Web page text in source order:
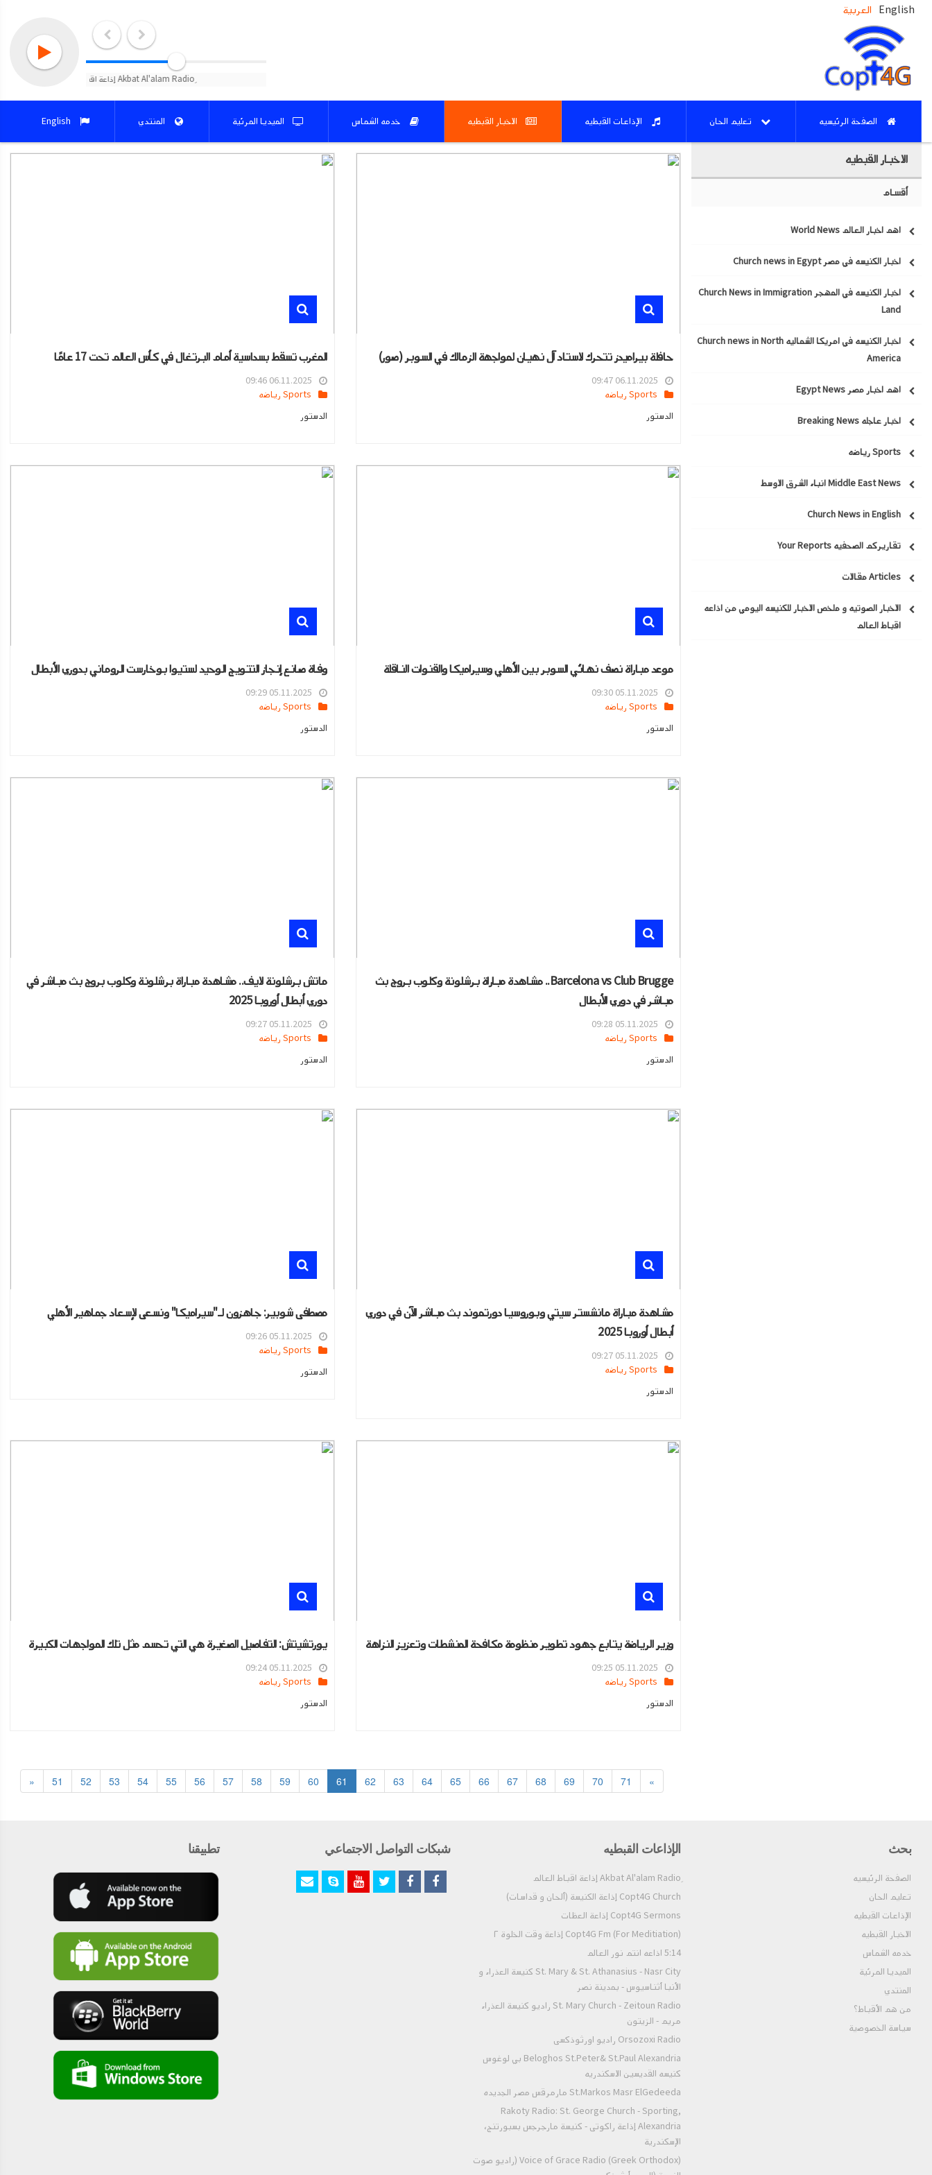
English العربية
ِAkbat Al'alam Radio إذاعة اقباط العالم
الصفحة الرئيسيه تعليم الحان الإذاعات القبطيه الاخبار القبطيه خدمه الشماس الميديا المرئية المنتدي English
الاخبار القبطيه
أقسام
اهم اخبار العالم World News
اخبار الكنيسه في مصر Church news in Egypt
اخبار الكنيسه في المهجر Church News in Immigration
Land
اخبار الكنيسه في امريكا الشماليه Church news in North
America
اهم اخبار مصر Egypt News
اخبار عاجله Breaking News
Sports رياضه
Middle East News انباء الشرق الاوسط
Church News in English
تقاريركم الصحفيه Your Reports
Articles مقالات
الاخبار الصوتيه و ملخص الاخبار للكنيسه اليومي من اذاعه
اقباط العالم
حافلة بيراميدز تتحرك لاستاد آل نهيان لمواجهة الزمالك في السوبر (صور)
06.11.2025 09:47
Sports رياضه
الدستور
المغرب تسقط بسداسية أمام البرتغال في كأس العالم تحت 17 عامًا
06.11.2025 09:46
Sports رياضه
الدستور
موعد مباراة نصف نهائي السوبر بين الأهلي وسيراميكا والقنوات الناقلة
05.11.2025 09:30
Sports رياضه
الدستور
وفاة صانع إنجاز التتويج الوحيد لستيوا بوخارست الروماني بدوري الأبطال
05.11.2025 09:29
Sports رياضه
الدستور
Barcelona vs Club Brugge.. مشاهدة مباراة برشلونة وكلوب بروج بث
مباشر في دوري الأبطال
05.11.2025 09:28
Sports رياضه
الدستور
ماتش برشلونة لايف.. مشاهدة مباراة برشلونة وكلوب بروج بث مباشر في
دوري أبطال أوروبا 2025
05.11.2025 09:27
Sports رياضه
الدستور
مشاهدة مباراة مانشستر سيتي وبوروسيا دورتموند بث مباشر الآن في دوري
أبطال أوروبا 2025
05.11.2025 09:27
Sports رياضه
الدستور
مصطفى شوبير: جاهزون لـ"سيراميكا" ونسعى لإسعاد جماهير الأهلي
05.11.2025 09:26
Sports رياضه
الدستور
وزير الرياضة يتابع جهود تطوير منظومة مكافحة المنشطات وتعزيز النزاهة
05.11.2025 09:25
Sports رياضه
الدستور
يورتشيتش: التفاصيل الصغيرة هي التي تحسم مثل تلك المواجهات الكبيرة
05.11.2025 09:24
Sports رياضه
الدستور
« 51 52 53 54 55 56 57 58 59 60 61 62 63 64 65 66 67 68 69 70 71 »
بحث
الصفحة الرئيسيه
تعليم الحان
الإذاعات القبطيه
الاخبار القبطيه
خدمه الشماس
الميديا المرئية
المنتدي
من هم الأقباط؟‎
سياسة الخصوصية
الإذاعات القبطيه
Copt4G Church إذاعة الكنيسة (ألحان و قداسات)
Copt4G Sermons إذاعة العظات
Copt4G Fm (For Meditiation) إذاعة وقت الخلوة ٢
5:14 اذاعه انتم نور العالم
St. Mary & St. Athanasius - Nasr City كنيسة العذراء و
الأنبا أثناسيوس - بمدينة نصر
St. Mary Church - Zeitoun Radio راديو كنيسة العذراء
مريم - الزيتون
Orsozoxi Radio راديو اورثوذكسى
Beloghos St.Peter& St.Paul Alexandria بي لوغوس
كنيسه القديسين الاسكندريه
St.Markos Masr ElGedeeda مارمرقس مصر الجديده
Rakoty Radio: St. George Church - Sporting,
Alexandria إذاعة راكوتى - كنيسة مارجرجس بسبورتنج،
الإسكندرية
Voice of Grace Radio (Greek Orthodox) (راديو صوت
شبكات التواصل الاجتماعي تطبيقنا